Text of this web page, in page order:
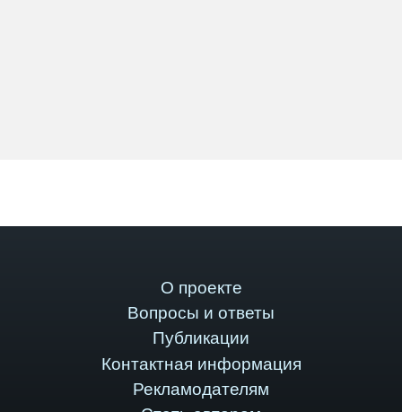
О проекте
Вопросы и ответы
Публикации
Контактная информация
Рекламодателям